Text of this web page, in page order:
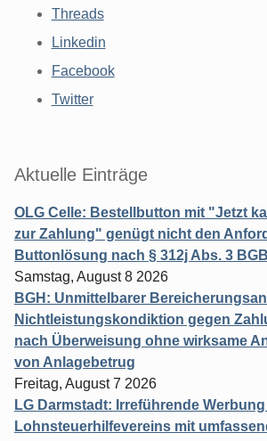
Threads
Linkedin
Facebook
Twitter
Aktuelle Einträge
OLG Celle: Bestellbutton mit "Jetzt
zur Zahlung" genügt nicht den
Buttonlösung nach § 312j Abs. 3 BGB
Samstag, August 8 2026
BGH: Unmittelbarer
Nichtleistungskondiktion gegen
nach Überweisung ohne wirksame
von Anlagebetrug
Freitag, August 7 2026
LG Darmstadt: Irreführende
Lohnsteuerhilfevereins mit